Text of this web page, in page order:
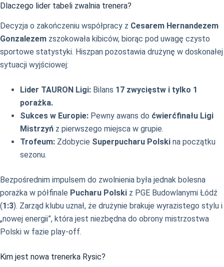
Dlaczego lider tabeli zwalnia trenera?
Decyzja o zakończeniu współpracy z Cesarem Hernandezem
Gonzalezem zszokowała kibiców, biorąc pod uwagę czysto
sportowe statystyki. Hiszpan pozostawia drużynę w doskonałej
sytuacji wyjściowej:
Lider TAURON Ligi: Bilans 17 zwycięstw i tylko 1
porażka.
Sukces w Europie: Pewny awans do ćwierćfinału Ligi
Mistrzyń z pierwszego miejsca w grupie.
Trofeum: Zdobycie Superpucharu Polski na początku
sezonu.
Bezpośrednim impulsem do zwolnienia była jednak bolesna
porażka w półfinale Pucharu Polski z PGE Budowlanymi Łódź
(1:3). Zarząd klubu uznał, że drużynie brakuje wyrazistego stylu i
„nowej energii”, która jest niezbędna do obrony mistrzostwa
Polski w fazie play-off.
Kim jest nowa trenerka Rysic?